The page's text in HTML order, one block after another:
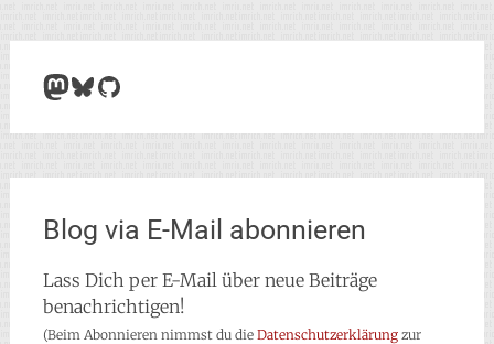
Mastodon
Bluesky
GitHub
Blog via E-Mail abonnieren
Lass Dich per E-Mail über neue Beiträge
benachrichtigen!
(Beim Abonnieren nimmst du die Datenschutzerklärungzur